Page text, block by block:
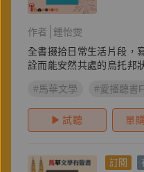
作者
鍾怡雯
全書掇拾日常生活片段，
詮而能安然共處的烏托邦
#馬華文學 #愛播聽書
試聽 單
訂閱